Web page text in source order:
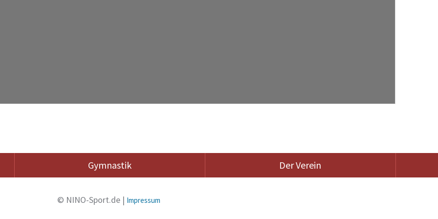
Gymnastik Der Verein
© NINO-Sport.de | Impressum